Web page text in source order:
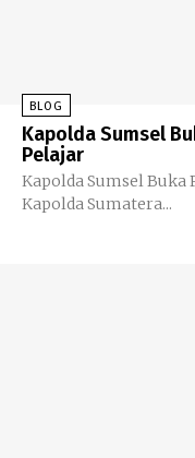
BLOG
Kapolda Sumsel
Pelajar
Kapolda Sumsel
Kapolda Sumatera...